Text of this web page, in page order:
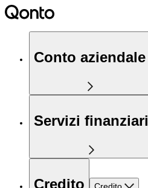
Conto aziendale
Servizi finanziari
Credito